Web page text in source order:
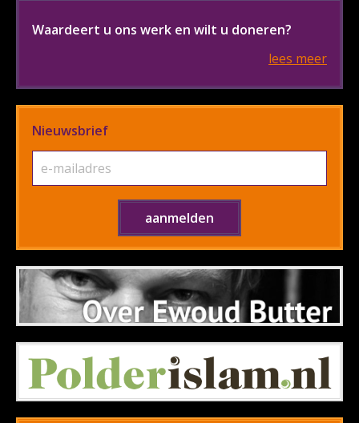
Waardeert u ons werk en wilt u doneren?
lees meer
Nieuwsbrief